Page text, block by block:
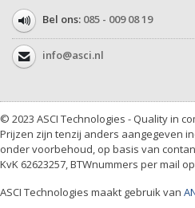
Bel ons: 085 - 009 08 19
info@asci.nl
© 2023 ASCI Technologies - Quality in
Prijzen zijn tenzij anders aangegeven
onder voorbehoud, op basis van
KvK 62623257, BTWnummers per mail
ASCI Technologies maakt gebruik van